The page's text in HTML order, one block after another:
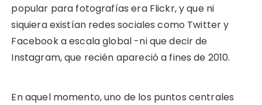
popular para fotografías era Flickr, y que ni
siquiera existían redes sociales como Twitter y
Facebook a escala global -ni que decir de
Instagram, que recién apareció a fines de 2010.
En aquel momento, uno de los puntos centrales